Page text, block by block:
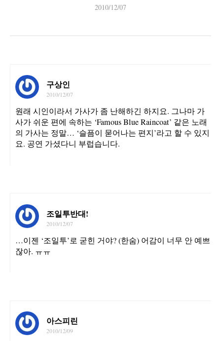
2010/12/07
구상인
2010/12/07
원래 시인이라서 가사가 좀 난해하긴 하지요. 그나마 가
사가 쉬운 편에 속하는 ‘Famous Blue Raincoat’ 같은 노래
의 가사는 정말… ‘슬픔이 묻어나는 편지’라고 할 수 있지
요. 공연 가셨다니 부럽습니다.
조일투반대!
2010/12/07
…이젠 ‘조일투’로 굳힌 거야? (한숨) 어감이 너무 안 예쁘
잖아. ㅠㅠ
아스피린
2010/12/09